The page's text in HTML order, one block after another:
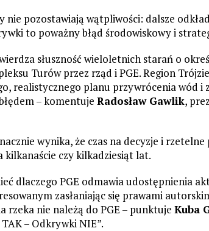
nie pozostawiają wątpliwości: dalsze
to poważny błąd środowiskowy i
słuszność wieloletnich starań o
Turów przez rząd i PGE. Region
realistycznego planu przywrócenia wód i
– komentuje Radosław Gawlik,
wynika, że czas na decyzje i
kilkanaście czy kilkadziesiąt lat.
dlaczego PGE odmawia udostępnienia
zasłaniając się prawami
rzeka nie należą do PGE – punktuje Kuba
– Odkrywki NIE”.